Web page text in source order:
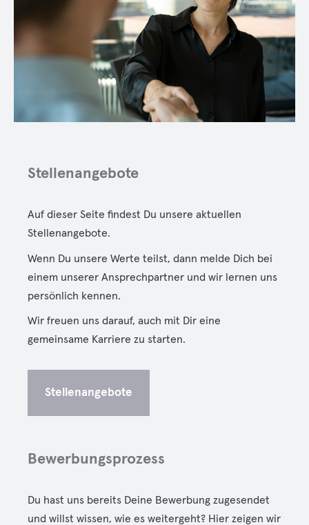
Stellenangebote
Auf dieser Seite findest Du unsere aktuellen
Stellenangebote.
Wenn Du unsere Werte teilst, dann melde Dich bei
einem unserer Ansprechpartner und wir lernen uns
persönlich kennen.
Wir freuen uns darauf, auch mit Dir eine
gemeinsame Karriere zu starten.
Stellenangebote
Bewerbungsprozess
Du hast uns bereits Deine Bewerbung zugesendet
und willst wissen, wie es weitergeht? Hier zeigen wir